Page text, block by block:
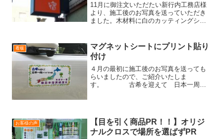
11月に御注文いただたい新行内工務店様
より、施工後のお写真を送っていただき
ました。木材料に白のカッティングシー
フト体を使っていただき、追加文字も製
作しやすかったです。こ...
看板
マグネットシートにプリント貼り
付け
４月の最初に施工後のお写真を送っても
らいましたので、ご紹介いたしま
す。 古希を迎えて 日本一周ド
顔が一番 ...
お客様の声
【目を引く商品PR！！】オリジ
ナルクロスで場所を選ばずPR